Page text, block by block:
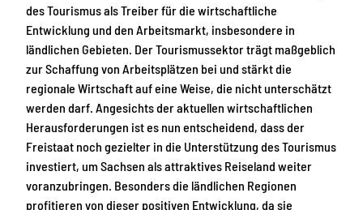
des Tourismus als Treiber für die wirtschaftliche
Entwicklung und den Arbeitsmarkt, insbesondere in
ländlichen Gebieten. Der Tourismussektor trägt maßgeblich
zur Schaffung von Arbeitsplätzen bei und stärkt die
regionale Wirtschaft auf eine Weise, die nicht unterschätzt
werden darf. Angesichts der aktuellen wirtschaftlichen
Herausforderungen ist es nun entscheidend, dass der
Freistaat noch gezielter in die Unterstützung des Tourismus
investiert, um Sachsen als attraktives Reiseland weiter
voranzubringen. Besonders die ländlichen Regionen
profitieren von dieser positiven Entwicklung, da sie